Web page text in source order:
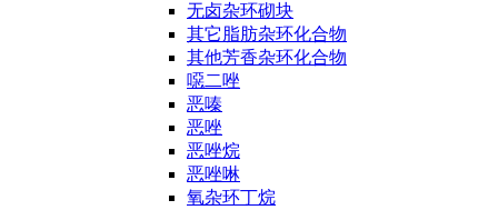
无卤杂环砌块
其它脂肪杂环化合物
其他芳香杂环化合物
噁二唑
恶嗪
恶唑
恶唑烷
恶唑啉
氧杂环丁烷